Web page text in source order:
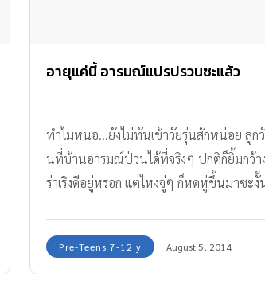
อายุแค่นี้ อารมณ์แปรปรวนซะแล้ว
ทำไมหนอ...ยังไม่ทันเข้าวัยรุ่นสักหน่อย ลูก
นที่บ้านอารมณ์ป่วนได้ที่จริงๆ ปกติก็ยิ้มกว้า
ร่าเริงดีอยู่หรอก แต่ไหงจู่ๆ ก็หดหู่ขึ้นมาซะงั้
Pre-Teens 7-12 y August 5, 2014